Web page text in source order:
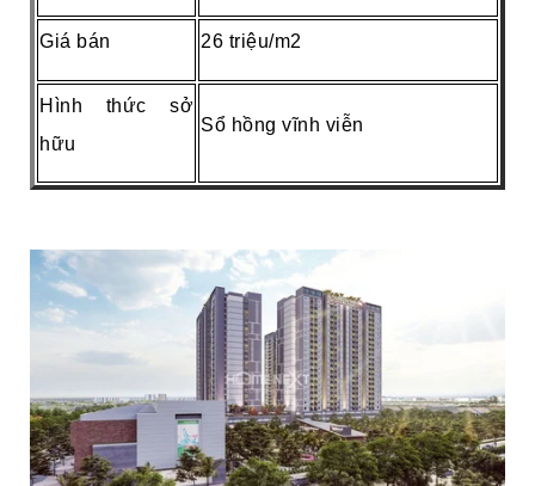
Giá bán 26 triệu/m2
Hình thức sở
hữu
Sổ hồng vĩnh viễn